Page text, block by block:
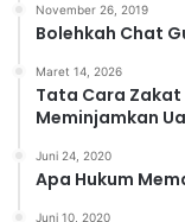
November 26, 2019
Bolehkah Chat
Maret 14, 2026
Tata Cara
Meminjamkan
Juni 24, 2020
Apa Hukum
Juni 10, 2020